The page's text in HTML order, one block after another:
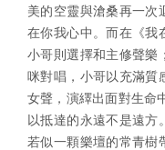
美的空靈與滄桑再一次
在你我心中。而在《我
小哥則選擇和主修聲樂
咪對唱，小哥以充滿質
女聲，演繹出面對生命
以抵達的永遠不是遠方
若似一顆樂壇的常青樹